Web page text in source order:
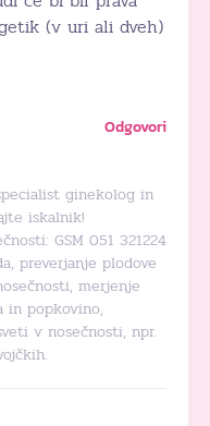
(v uri ali dveh)
Odgovori
ginekolog in
iskalnik!
GSM 051 321224
preverjanje plodove
merjenje
in popkovino,
v nosečnosti, npr.